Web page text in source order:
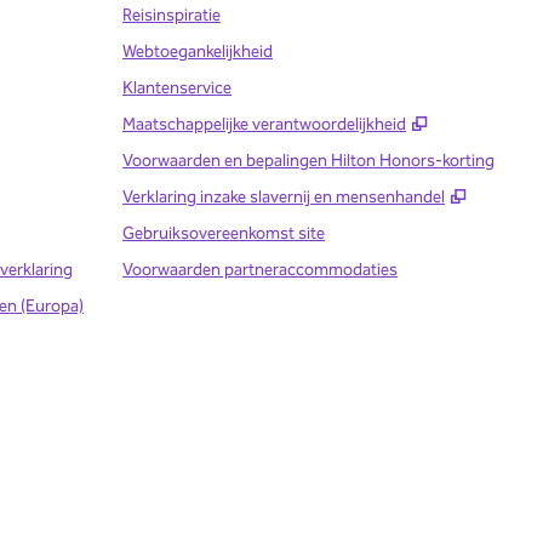
(Europa)
Reisinspiratie
Webtoegankelijkheid
Klantenservice
Maatschappelijke verantwoordelijkheid
,
Voorwaarden en bepalingen Hilton Honors-korting
Verklaring inzake slavernij en mensenhandel
,
Gebruiksovereenkomst site
Voorwaarden partneraccommodaties